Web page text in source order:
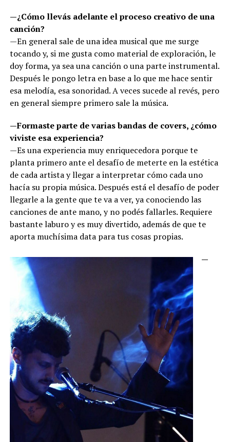
—¿Cómo llevás adelante el proceso creativo de una
canción?
—En general sale de una idea musical que me surge
tocando y, si me gusta como material de exploración, le
doy forma, ya sea una canción o una parte instrumental.
Después le pongo letra en base a lo que me hace sentir
esa melodía, esa sonoridad. A veces sucede al revés, pero
en general siempre primero sale la música.
—Formaste parte de varias bandas de covers, ¿cómo
viviste esa experiencia?
—Es una experiencia muy enriquecedora porque te
planta primero ante el desafío de meterte en la estética
de cada artista y llegar a interpretar cómo cada uno
hacía su propia música. Después está el desafío de poder
llegarle a la gente que te va a ver, ya conociendo las
canciones de ante mano, y no podés fallarles. Requiere
bastante laburo y es muy divertido, además de que te
aporta muchísima data para tus cosas propias.
—